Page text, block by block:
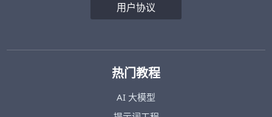
用户协议
热门教程
AI 大模型